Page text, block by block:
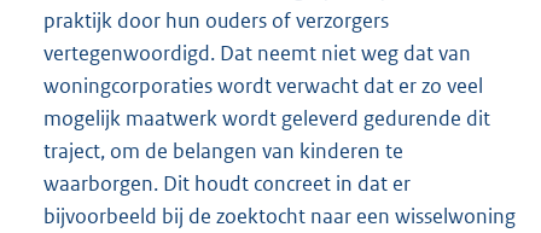
praktijk door hun ouders of verzorgers
vertegenwoordigd. Dat neemt niet weg dat van
woningcorporaties wordt verwacht dat er zo veel
mogelijk maatwerk wordt geleverd gedurende dit
traject, om de belangen van kinderen te
waarborgen. Dit houdt concreet in dat er
bijvoorbeeld bij de zoektocht naar een wisselwoning